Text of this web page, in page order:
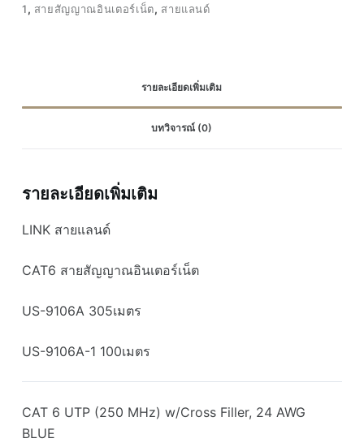
1, สายสัญญาณอินเตอร์เน็ต, สายแลนด์
รายละเอียดเพิ่มเติม
บทวิจารณ์ (0)
รายละเอียดเพิ่มเติม
LINK สายแลนด์
CAT6 สายสัญญาณอินเตอร์เน็ต
US-9106A 305เมตร
US-9106A-1 100เมตร
CAT 6 UTP (250 MHz) w/Cross Filler, 24 AWG
BLUE